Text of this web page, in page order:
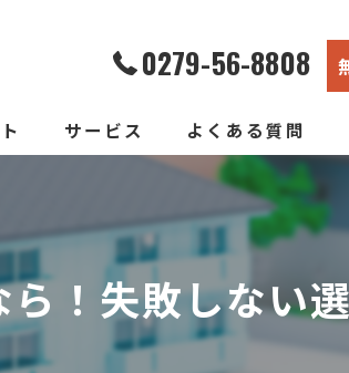
0279-56-8808
サービス
新築そっくりリフォーム
よくある質問
！失敗しない